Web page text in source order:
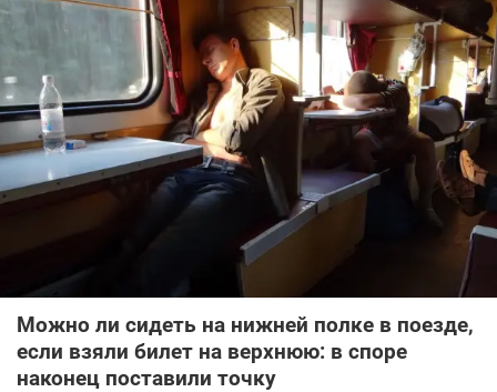
Можно ли сидеть на нижней полке в поезде,
если взяли билет на верхнюю: в споре
наконец поставили точку